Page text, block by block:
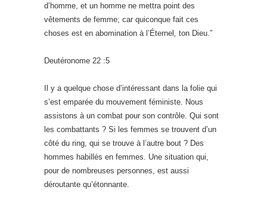
d’homme, et un homme ne mettra point des
vêtements de femme; car quiconque fait ces
choses est en abomination à l’Éternel , ton Dieu.”
Deutéronome 22 :5
Il y a quelque chose d’intéressant dans la folie qui
s’est emparée du mouvement féministe. Nous
assistons à un combat pour son contrôle. Qui sont
les combattants ? Si les femmes se trouvent d’un
côté du ring, qui se trouve à l’autre bout ? Des
hommes habillés en femmes. Une situation qui,
pour de nombreuses personnes, est aussi
déroutante qu’étonnante.